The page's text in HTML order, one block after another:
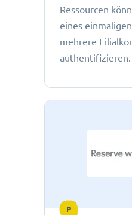
Ressourcen
eines
mehrere
authentifizieren.
P